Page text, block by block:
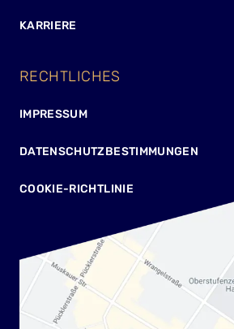
KARRIERE
RECHTLICHES
IMPRESSUM
DATENSCHUTZBESTIMMUNGEN
COOKIE-RICHTLINIE